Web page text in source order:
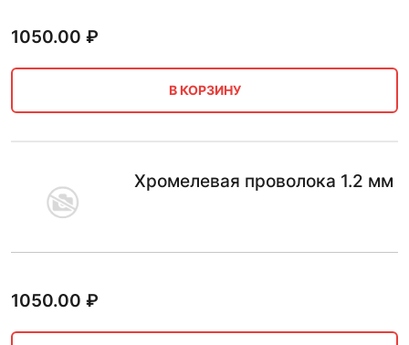
1050.00 ₽
В КОРЗИНУ
Хромелевая проволока 1.2 мм
1050.00 ₽